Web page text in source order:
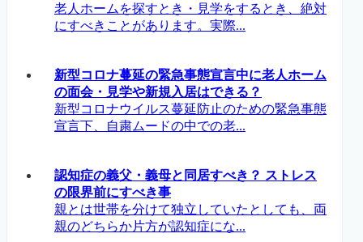
老人ホームを探すとき・見学をするとき、絶対
にすべきことがあります。実際...
新型コロナ蔓延の緊急事態宣言中に老人ホーム
の面会・見学や新規入居はできる？
新型コロナウイルス蔓延防止のための緊急事態
宣言下、自粛ムードの中での老...
認知症の義父・義母と同居すべき？ ストレス
の限界前にすべき事
親とは世帯を分けて独立していたとしても、両
親のどちらか片方が認知症にな...